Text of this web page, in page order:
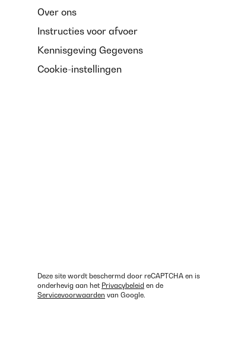
Over ons
Instructies voor afvoer
Kennisgeving Gegevens
Cookie-instellingen
Deze site wordt beschermd door reCAPTCHA en is
onderhevig aan het Privacybeleid en de
Servicevoorwaarden van Google.